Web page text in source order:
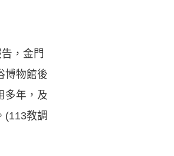
，金門
博物館後
多年，及
(113教調